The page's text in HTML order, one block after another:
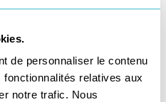
de personnaliser le contenu
relatives aux
notre trafic. Nous